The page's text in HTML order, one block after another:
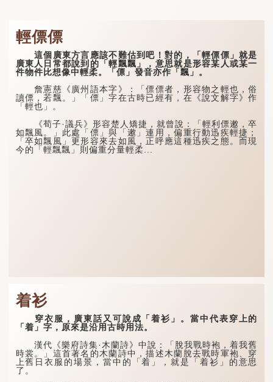
輕僄僄
這個廣東方言應該不難估到吧！對的，「輕僄僄」就是
廣東人日常都說到的「輕飄飄」，意思就是形容某人或某一
件物件比想像中輕柔。「僄」發音亦作「飄」。
詹憲慈《廣州語本字》：「僄僄者，形容物之輕也，俗
讀僄，若飄。」「僄」字在古時已經有，在《說文解字》作
「輕也」。
《荀子·議兵》形容楚人矯捷，就曾說：「輕利僄遫，卒
如飄風。」此處「僄」與「遫」連用，偏重行動迅疾輕捷；
「卒如飄風」更形容來去如風，正呼應這種迅疾之態。而現
今的「輕飄飄」則偏重分量輕柔...
着衫
穿衣服，廣東話又可說成「着衫」。當中代表穿上的
「着」字，原來是沿用古時用法。
漢代《樂府詩集·木蘭詩》中說：「脫我戰時袍，着我舊
時裳。」這首著名的木蘭詩中，描述木蘭脫去戰時軍袍、穿
上舊日衣服的場景，當中的「着」，就是「着衫」的意思
了。